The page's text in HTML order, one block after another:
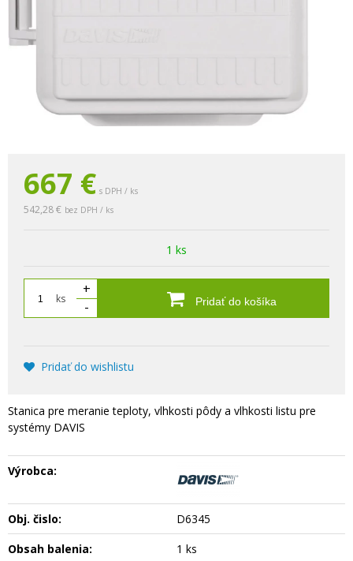
667 € s DPH / ks
542,28 € bez DPH / ks
1 ks
ks
+
-
Pridať do košíka
Pridať do wishlistu
Stanica pre meranie teploty, vlhkosti pôdy a vlhkosti listu pre
systémy DAVIS
Výrobca:
Obj. čislo:
D6345
Obsah balenia:
1 ks